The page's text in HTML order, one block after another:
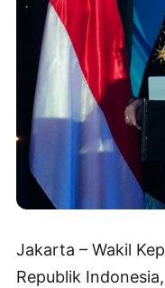
Jakarta – Wakil
Republik